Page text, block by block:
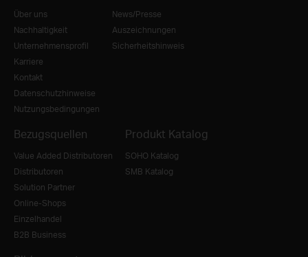
Über uns
Nachhaltigkeit
Unternehmensprofil
Karriere
Kontakt
Datenschutzhinweise
Nutzungsbedingungen
News/Presse
Auszeichnungen
Sicherheitshinweis
Bezugsquellen
Value Added Distributoren
Distributoren
Solution Partner
Online-Shops
Einzelhandel
B2B Business
Produkt Katalog
SOHO Katalog
SMB Katalog